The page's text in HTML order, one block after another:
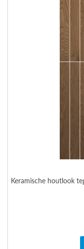
Keramische houtlook